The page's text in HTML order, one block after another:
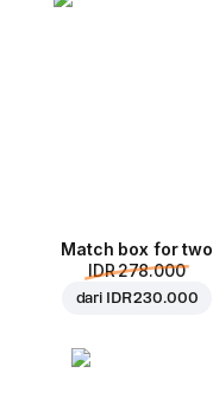
Match box for two
IDR 278.000
dari IDR 230.000